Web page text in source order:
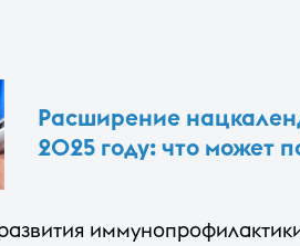
Расширение
2025 году: что может